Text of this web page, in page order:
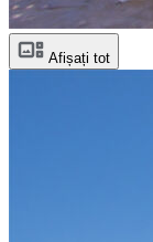
Afișați tot